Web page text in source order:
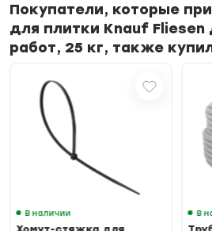
Покупатели, которые
для плитки Knauf Fliesen
работ, 25 кг, также
В наличии В